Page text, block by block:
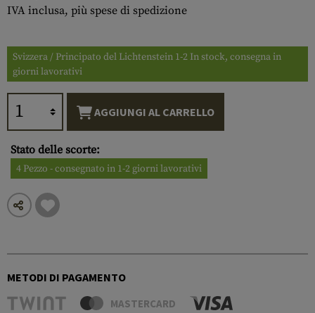
IVA inclusa, più spese di spedizione
Svizzera / Principato del Lichtenstein 1-2 In stock, consegna in
giorni lavorativi
AGGIUNGI AL CARRELLO
Stato delle scorte:
4 Pezzo - consegnato in 1-2 giorni lavorativi
METODI DI PAGAMENTO
MASTERCARD